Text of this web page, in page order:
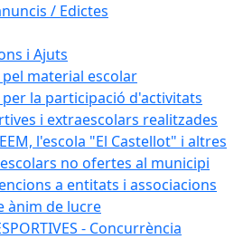
/ Edictes
i Ajuts
material escolar
la participació d'activitats
i extraescolars realitzades
l'escola "El Castellot" i altres
no ofertes al municipi
a entitats i associacions
ànim de lucre
- Concurrència